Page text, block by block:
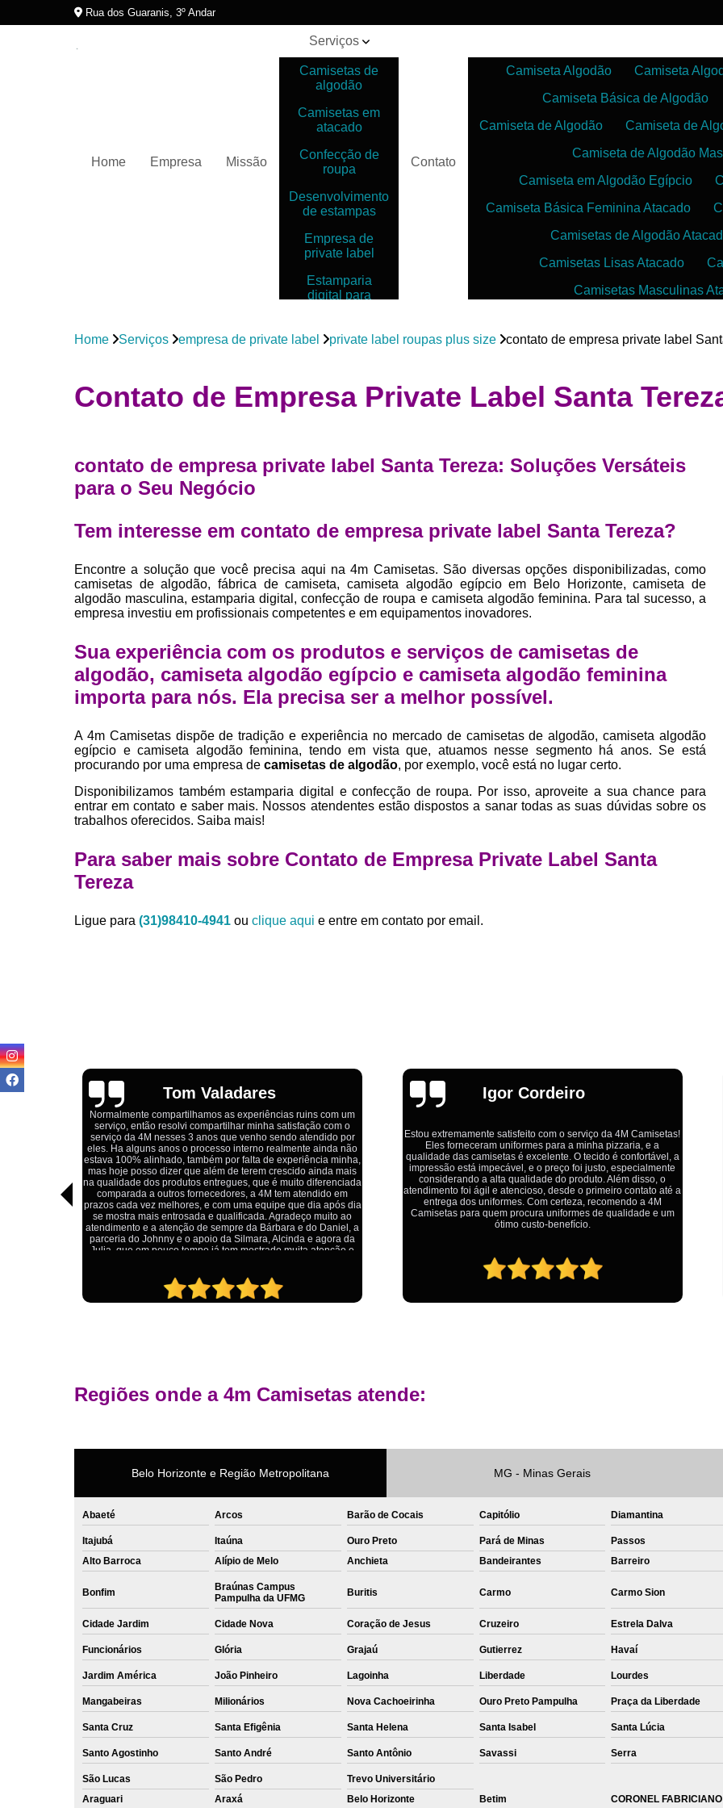
Rua dos Guaranis, 3º Andar
Home Empresa Missão
Serviços
Camisetas de
algodão
Camisetas em
atacado
Confecção de
roupa
Desenvolvimento
de estampas
Empresa de
private label
Estamparia
digital para
Estamparias
camiseta
para roupas
Contato
Camiseta Algodão Camiseta
Camiseta Básica de Algodão
Camiseta de Algodão
Camiseta de
Camiseta de Algodão
Camiseta em Algodão Egípcio
Camiseta Básica Feminina Atacado
Camisetas de Algodão
Camisetas Lisas Atacado
Camisetas Masculinas
Camisetas para Sublimação
Confecção de Roupas
Confecção Roupas Fitness
Desenvolvimento de Coleção de
Desenvolvimento
Desenvolvimento
Desenvolvimento de
Desenvolvimento de
Desenvolvimento
Desenvolvimento de Estampas
Desenvolvimento Estampa de
Empresa Private Label
Private
Private Label para Pequenas
Private Label Roupas
Private Label Roupas Infantil
Private Label Roupas
Estamparia de Camiseta
Estamparia Digital em Tecido
Fábrica Camiseta
Fábrica Camisetas Algodão
Fábrica Camisetas
Fabrica Camisetas
Atacado de Roupas para Revender de
Fábrica Roupas Atacado
Fábrica
Private Label Roupas Femininas Recife
Private Label Têxtil Moda Infantil Brasília
Private Label
Private Label
Private Label Biquínis
Private
Private Label de Camisetas
Private Label Têxtil
Sublimação
Sublimação de Camisetas
Sublimação de Estampa em
Home Serviços empresa de private label private label roupas plus size contato de empresa private label
Contato de Empresa Private Label Santa
contato de empresa private label Santa Tereza: Soluções Versáteis
para o Seu Negócio
Tem interesse em contato de empresa private label Santa Tereza?
Encontre a solução que você precisa aqui na 4m Camisetas. São diversas opções disponibilizadas, como
camisetas de algodão, fábrica de camiseta, camiseta algodão egípcio em Belo Horizonte, camiseta de
algodão masculina, estamparia digital, confecção de roupa e camiseta algodão feminina. Para tal sucesso, a
empresa investiu em profissionais competentes e em equipamentos inovadores.
Sua experiência com os produtos e serviços de camisetas de
algodão, camiseta algodão egípcio e camiseta algodão feminina
importa para nós. Ela precisa ser a melhor possível.
A 4m Camisetas dispõe de tradição e experiência no mercado de camisetas de algodão, camiseta algodão
egípcio e camiseta algodão feminina, tendo em vista que, atuamos nesse segmento há anos. Se está
procurando por uma empresa de camisetas de algodão, por exemplo, você está no lugar certo.
Disponibilizamos também estamparia digital e confecção de roupa. Por isso, aproveite a sua chance para
entrar em contato e saber mais. Nossos atendentes estão dispostos a sanar todas as suas dúvidas sobre os
trabalhos oferecidos. Saiba mais!
Para saber mais sobre Contato de Empresa Private Label Santa
Tereza
Ligue para (31)98410-4941 ou clique aqui e entre em contato por email.
Igor Cordeiro
Estou extremamente satisfeito com o serviço da 4M Camisetas!
Eles forneceram uniformes para a minha pizzaria, e a
qualidade das camisetas é excelente. O tecido é confortável, a
impressão está impecável, e o preço foi justo, especialmente
considerando a alta qualidade do produto. Além disso, o
atendimento foi ágil e atencioso, desde o primeiro contato até a
entrega dos uniformes. Com certeza, recomendo a 4M
Camisetas para quem procura uniformes de qualidade e um
ótimo custo-benefício.
Emília
Ótimo atendimento,todos muito educados, prestativos e que
colocam o cliente em primeiro lugar. Qualquer lugar tem
problemas,isso é fato, mas aqui na 4M tudo é resolvido com
calma e de forma que todos saem ganhando no final.
Regiões onde a 4m Camisetas atende:
Belo Horizonte e Região Metropolitana MG - Minas Gerais
Abaeté Arcos Barão de Cocais Capitólio Diamantina
Itajubá Itaúna Ouro Preto Pará de Minas Passos
Alto Barroca
Alípio de Melo Anchieta Bandeirantes Barreiro
Bonfim
Braúnas Campus
Pampulha da UFMG
Buritis Carmo Carmo Sion
Cidade Jardim Cidade Nova Coração de Jesus Cruzeiro Estrela Dalva
Funcionários Glória Grajaú Gutierrez Havaí
Jardim América João Pinheiro Lagoinha Liberdade Lourdes
Mangabeiras Milionários Nova Cachoeirinha Ouro Preto Pampulha Praça da Liberdade
Santa Cruz Santa Efigênia Santa Helena Santa Isabel Santa Lúcia
Santo Agostinho Santo André Santo Antônio Savassi Serra
São Lucas São Pedro
Trevo Universitário
Araguari
Araxá Belo Horizonte Betim CORONEL FABRICIANO